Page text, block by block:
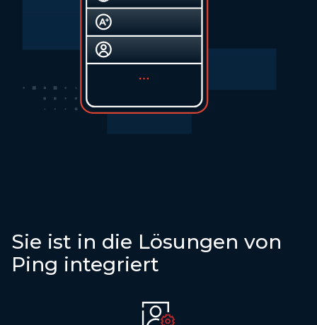
Sie ist in die Lösungen von
Ping integriert